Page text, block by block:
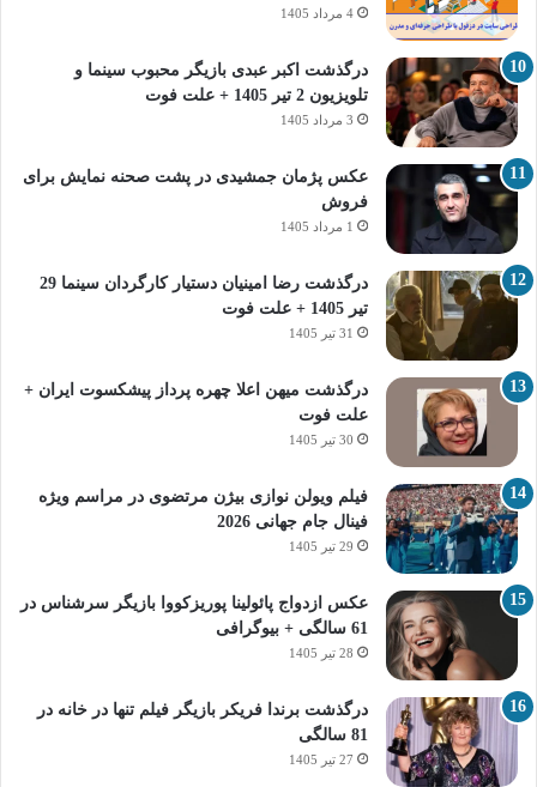
4 مرداد 1405
درگذشت اکبر عبدی بازیگر محبوب سینما و
تلویزیون 2 تیر 1405 + علت فوت
3 مرداد 1405
عکس پژمان جمشیدی در پشت صحنه نمایش برای
فروش
1 مرداد 1405
درگذشت رضا امینیان دستیار کارگردان سینما 29
تیر 1405 + علت فوت
31 تیر 1405
درگذشت میهن اعلا چهره پرداز پیشکسوت ایران +
علت فوت
30 تیر 1405
فیلم ویولن نوازی بیژن مرتضوی در مراسم ویژه
فینال جام جهانی 2026
29 تیر 1405
عکس ازدواج پائولینا پوریزکووا بازیگر سرشناس در
61 سالگی + بیوگرافی
28 تیر 1405
درگذشت برندا فریکر بازیگر فیلم تنها در خانه در
81 سالگی
27 تیر 1405